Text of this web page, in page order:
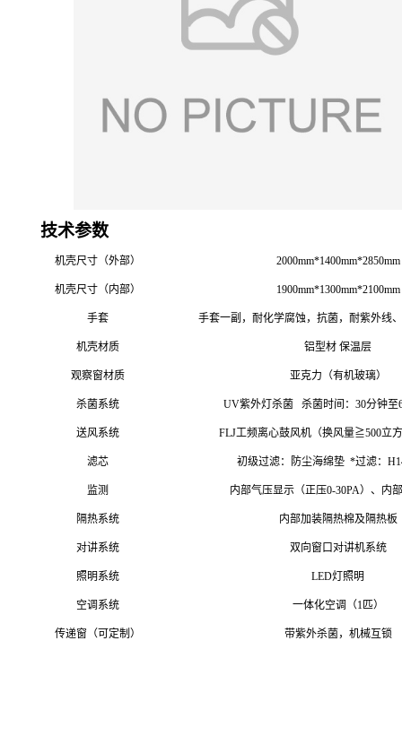
技术参数
机壳尺寸（外部） 2000mm*1400mm*2850mm
机壳尺寸（内部） 1900mm*1300mm*2100mm
手套 手套一副，耐化学腐蚀，抗菌，耐紫外线
机壳材质 铝型材 保温层
观察窗材质 亚克力（有机玻璃）
杀菌系统 UV紫外灯杀菌 杀菌时间：30分钟至
送风系统 FLJ工频离心鼓风机（换风量≧500立
滤芯 初级过滤：防尘海绵垫 *过滤：
监测 内部气压显示（正压0-30PA）、内
隔热系统 内部加装隔热棉及隔热板
对讲系统 双向窗口对讲机系统
照明系统 LED灯照明
空调系统 一体化空调（1匹）
传递窗（可定制） 带紫外杀菌，机械互锁